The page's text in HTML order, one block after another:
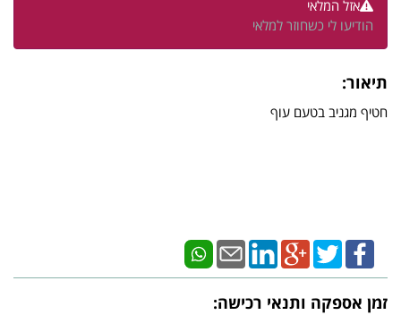
אזל המלאי
הודיעו לי כשחוזר למלאי
תיאור:
חטיף מגניב בטעם עוף
זמן אספקה ותנאי רכישה: